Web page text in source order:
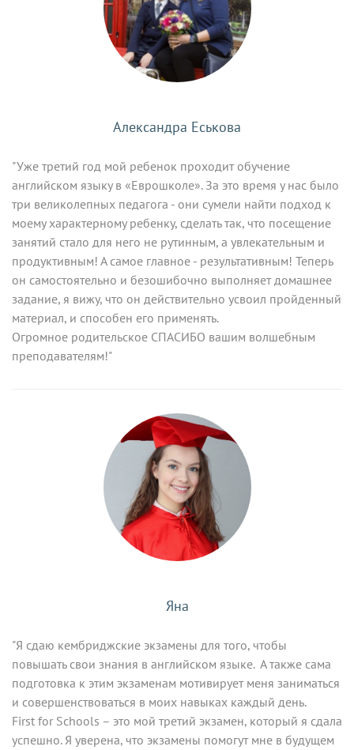
Александра Еськова
"Уже третий год мой ребенок проходит обучение
английском языку в «Еврошколе». За это время у нас было
три великолепных педагога - они сумели найти подход к
моему характерному ребенку, сделать так, что посещение
занятий стало для него не рутинным, а увлекательным и
продуктивным! А самое главное - результативным! Теперь
он самостоятельно и безошибочно выполняет домашнее
задание, я вижу, что он действительно усвоил пройденный
материал, и способен его применять.
Огромное родительское СПАСИБО вашим волшебным
преподавателям!"
Яна
"Я сдаю кембриджские экзамены для того, чтобы
повышать свои знания в английском языке. А также сама
подготовка к этим экзаменам мотивирует меня заниматься
и совершенствоваться в моих навыках каждый день.
First for Schools – это мой третий экзамен, который я сдала
успешно. Я уверена, что экзамены помогут мне в будущем